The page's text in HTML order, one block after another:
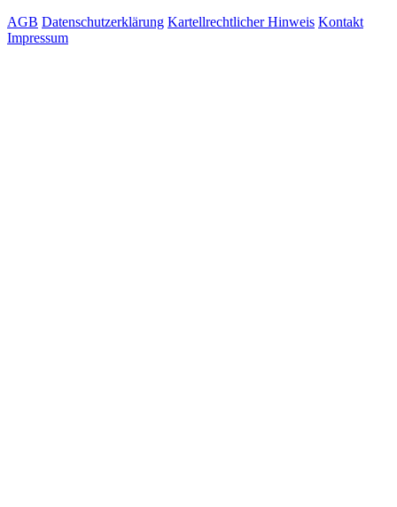
AGB Datenschutzerklärung Kartellrechtlicher Hinweis Kontakt
Impressum